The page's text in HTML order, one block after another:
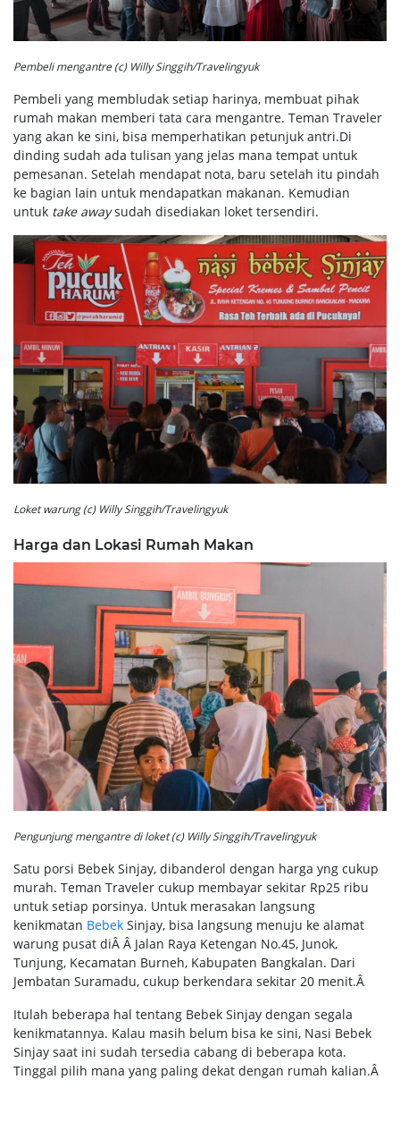
Pembeli mengantre (c) Willy Singgih/Travelingyuk
Pembeli yang membludak setiap harinya, membuat pihak
rumah makan memberi tata cara mengantre. Teman Traveler
yang akan ke sini, bisa memperhatikan petunjuk antri.Di
dinding sudah ada tulisan yang jelas mana tempat untuk
pemesanan. Setelah mendapat nota, baru setelah itu pindah
ke bagian lain untuk mendapatkan makanan. Kemudian
untuk take awaysudah disediakan loket tersendiri.
Loket warung (c) Willy Singgih/Travelingyuk
Harga dan Lokasi Rumah Makan
Pengunjung mengantre di loket (c) Willy Singgih/Travelingyuk
Satu porsi Bebek Sinjay, dibanderol dengan harga yng cukup
murah. Teman Traveler cukup membayar sekitar Rp25 ribu
untuk setiap porsinya. Untuk merasakan langsung
kenikmatan Bebek Sinjay, bisa langsung menuju ke alamat
warung pusat diÂ Â Jalan Raya Ketengan No.45, Junok,
Tunjung, Kecamatan Burneh, Kabupaten Bangkalan. Dari
Jembatan Suramadu, cukup berkendara sekitar 20 menit.Â
Itulah beberapa hal tentang Bebek Sinjay dengan segala
kenikmatannya. Kalau masih belum bisa ke sini, Nasi Bebek
Sinjay saat ini sudah tersedia cabang di beberapa kota.
Tinggal pilih mana yang paling dekat dengan rumah kalian.Â